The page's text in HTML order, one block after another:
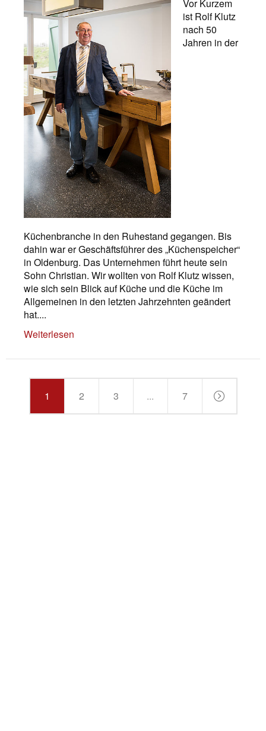
Vor Kurzem
ist Rolf Klutz
nach 50
Jahren in der
Küchenbranche in den Ruhestand gegangen. Bis
dahin war er Geschäftsführer des „Küchenspeicher“
in Oldenburg. Das Unternehmen führt heute sein
Sohn Christian. Wir wollten von Rolf Klutz wissen,
wie sich sein Blick auf Küche und die Küche im
Allgemeinen in den letzten Jahrzehnten geändert
hat....
Weiterlesen
1 2 3 ... 7